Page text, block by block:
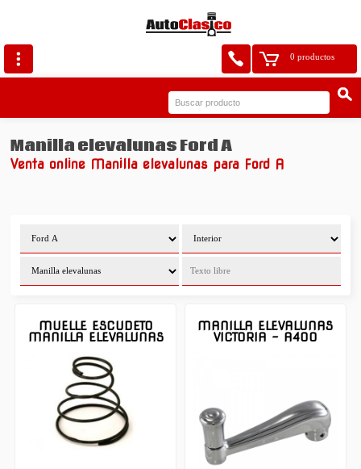
0 productos
Manilla elevalunas Ford A
Venta online Manilla elevalunas para Ford A
MUELLE ESCUDETO
MANILLA ELEVALUNAS
MANILLA ELEVALUNAS
VICTORIA - A400